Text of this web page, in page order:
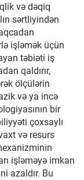
və dəqiq
sərtliyindən
işləmək üçün
təbiəti iş
qaldırır,
ölçülərin
və ya incə
bir
çoxsaylı
və resurs
işləməyə imkan
azaldır. Bu